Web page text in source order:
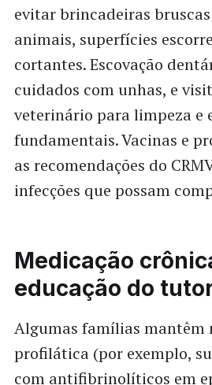
evitar brincadeiras
animais, superfícies
cortantes. Escovação
cuidados com unhas, e
veterinário para limpeza e
fundamentais. Vacinas e
as recomendações do
infecções que possam
Medicação
educação do
Algumas famílias mantêm
profilática (por exemplo,
com antifibrinolíticos em